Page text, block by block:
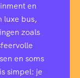
en
luxe bus,
zoals
en soms
simpel: je